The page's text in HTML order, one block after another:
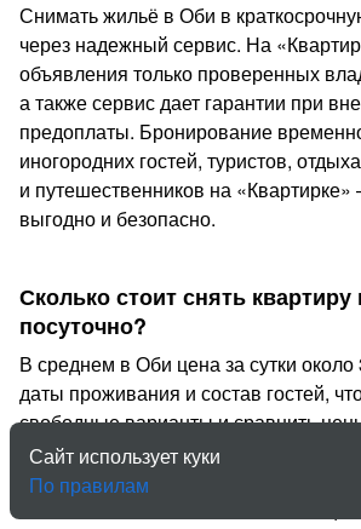
Снимать жильё в Оби в
через надежный сервис. На
объявления только проверенных
а также сервис дает гарантии при
предоплаты. Бронирование
иногородних гостей, туристов,
и путешественников на
выгодно и безопасно.
Сколько стоит снять
посуточно?
В среднем в Оби цена за сутки
даты проживания и состав гостей,
свободные варианты и сравнить
недорогое экономичное жильё, так
выбрать выгодный вариант поможет
по максимальной и минимальной
Сайт использует куки
По правилам